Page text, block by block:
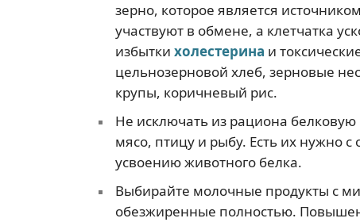
зерно, которое является
участвуют в обмене, а клетчатка
избытки холестерина и
цельнозерновой хлеб, зерновые
крупы, коричневый рис.
Не исключать из рациона
мясо, птицу и рыбу. Есть их нужно
усвоению животного белка.
Выбирайте молочные продукты с
обезжиренные полностью.